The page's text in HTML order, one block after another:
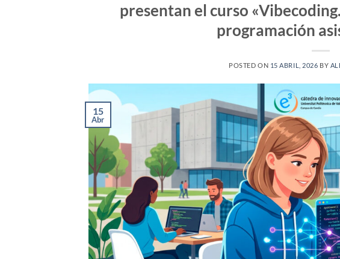
presentan el curso
programación
POSTED ON 15 ABRIL, 2026 BY
15
Abr